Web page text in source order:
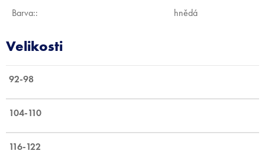
Barva:: hnědá
92-98
104-110
116-122